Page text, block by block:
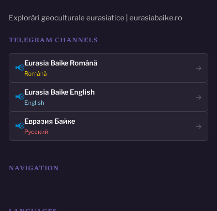
Explorări geoculturale eurasiatice | eurasiabaike.ro
TELEGRAM CHANNELS
📢Eurasia Baike Română
Română
→
📢Eurasia Baike English
English
→
📢Евразия Байке
Русский
→
NAVIGATION